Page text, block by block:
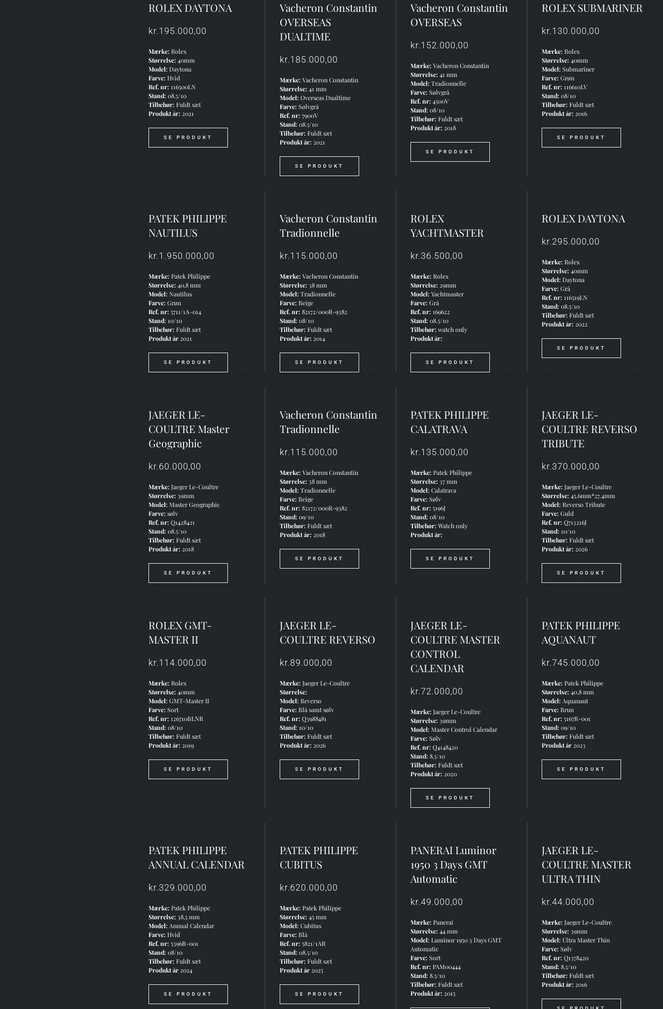
ROLEX DAYTONA
kr.195.000,00
Mærke: Rolex
Størrelse: 40mm
Model: Daytona
Farve: Hvid
Ref. nr: 116500LN
Stand: 08.5/10
Tilbehør: Fuldt sæt
Produkt år: 2021
SE PRODUKT
Vacheron Constantin
OVERSEAS
DUALTIME
kr.185.000,00
Mærke: Vacheron Constantin
Størrelse: 41 mm
Model: Overseas Dualtime
Farve: Sølvgrå
Ref. nr: 7900V
Stand: 08.5/10
Tilbehør: Fuldt sæt
Produkt år: 2021
SE PRODUKT
Vacheron Constantin
OVERSEAS
kr.152.000,00
Mærke: Vacheron Constantin
Størrelse: 41 mm
Model: Tradionnelle
Farve: Sølvgrå
Ref. nr: 4500V
Stand: 08/10
Tilbehør: Fuldt sæt
Produkt år: 2018
SE PRODUKT
ROLEX SUBMARINER
kr.130.000,00
Mærke: Rolex
Størrelse: 40mm
Model: Submariner
Farve: Grøn
Ref. nr: 116610LV
Stand: 08/10
Tilbehør: Fuldt sæt
Produkt år: 2016
SE PRODUKT
PATEK PHILIPPE
NAUTILUS
kr.1.950.000,00
Mærke: Patek Philippe
Størrelse: 40,8 mm
Model: Nautilus
Farve: Grøn
Ref. nr: 5711/1A-014
Stand: 10/10
Tilbehør: Fuldt sæt
Produkt år2021
SE PRODUKT
Vacheron Constantin
Tradionnelle
kr.115.000,00
Mærke: Vacheron Constantin
Størrelse: 38 mm
Model: Tradionnelle
Farve: Beige
Ref. nr: 82172/000R-9382
Stand: 08/10
Tilbehør: Fuldt sæt
Produkt år: 2014
SE PRODUKT
ROLEX
YACHTMASTER
kr.36.500,00
Mærke: Rolex
Størrelse: 29mm
Model: Yachtmaster
Farve: Grå
Ref. nr: 169622
Stand: 08.5/10
Tilbehør: watch only
Produkt år:
SE PRODUKT
ROLEX DAYTONA
kr.295.000,00
Mærke: Rolex
Størrelse: 40mm
Model: Daytona
Farve: Grå
Ref. nr: 116519LN
Stand: 08.5/10
Tilbehør: Fuldt sæt
Produkt år:2022
SE PRODUKT
JAEGER LE-
COULTRE Master
Geographic
kr.60.000,00
Mærke: Jaeger Le-Coultre
Størrelse: 39mm
Model: Master Geographic
Farve: sølv
Ref. nr: Q1428421
Stand: 08.5/10
Tilbehør: Fuldt sæt
Produkt år: 2018
SE PRODUKT
Vacheron Constantin
Tradionnelle
kr.115.000,00
Mærke: Vacheron Constantin
Størrelse: 38 mm
Model: Tradionnelle
Farve: Beige
Ref. nr: 82172/000R-9382
Stand: 09/10
Tilbehør: Fuldt sæt
Produkt år: 2018
SE PRODUKT
PATEK PHILIPPE
CALATRAVA
kr.135.000,00
Mærke: Patek Philippe
Størrelse: 37 mm
Model: Calatrava
Farve: Sølv
Ref. nr: 5196J
Stand: 08/10
Tilbehør:Watch only
Produkt år:
SE PRODUKT
JAEGER LE-
COULTRE REVERSO
TRIBUTE
kr.370.000,00
Mærke: Jaeger Le-Coultre
Størrelse:45.6mm*27.4mm
Model: Reverso Tribute
Farve: Guld
Ref. nr: Q713216J
Stand: 10/10
Tilbehør: Fuldt sæt
Produkt år:2026
SE PRODUKT
ROLEX GMT-
MASTER II
kr.114.000,00
Mærke: Rolex
Størrelse: 40mm
Model: GMT-Master II
Farve: Sort
Ref. nr: 126710BLNR
Stand: 08/10
Tilbehør: Fuldt sæt
Produkt år: 2019
SE PRODUKT
JAEGER LE-
COULTRE REVERSO
kr.89.000,00
Mærke: Jaeger Le-Coultre
Størrelse:
Model: Reverso
Farve: Blå samt sølv
Ref. nr: Q3988481
Stand: 10/10
Tilbehør: Fuldt sæt
Produkt år: 2026
SE PRODUKT
JAEGER LE-
COULTRE MASTER
CONTROL
CALENDAR
kr.72.000,00
Mærke: Jaeger Le-Coultre
Størrelse: 39mm
Model: Master Control Calendar
Farve: Sølv
Ref. nr: Q4148420
Stand: 8,5/10
Tilbehør: Fuldt sæt
Produkt år:2020
SE PRODUKT
PATEK PHILIPPE
AQUANAUT
kr.745.000,00
Mærke: Patek Philippe
Størrelse: 40,8 mm
Model: Aquanaut
Farve: Brun
Ref. nr: 5167R-001
Stand: 09/10
Tilbehør:Fuldt sæt
Produkt år2023
SE PRODUKT
PATEK PHILIPPE
ANNUAL CALENDAR
kr.329.000,00
Mærke: Patek Philippe
Størrelse: 38,5 mm
Model: Annual Calendar
Farve: Hvid
Ref. nr: 5396R-001
Stand: 08/10
Tilbehør: Fuldt sæt
Produkt år2024
SE PRODUKT
PATEK PHILIPPE
CUBITUS
kr.620.000,00
Mærke: Patek Philippe
Størrelse: 45 mm
Model: Cubitus
Farve: Blå
Ref. nr: 5821/1AR
Stand: 08.5/10
Tilbehør: Fuldt sæt
Produkt år2025
SE PRODUKT
PANERAI Luminor
1950 3 Days GMT
Automatic
kr.49.000,00
Mærke: Panerai
Størrelse: 44 mm
Model: Luminor 1950 3 Days GMT
Automatic
Farve: Sort
Ref. nr: PAM00444
Stand: 8.5/10
Tilbehør: Fuldt sæt
Produkt år: 2015
JAEGER LE-
COULTRE MASTER
ULTRA THIN
kr.44.000,00
Mærke: Jaeger Le-Coultre
Størrelse: 39mm
Model: Ultra Master Thin
Farve: Sølv
Ref. nr: Q1378420
Stand: 8,5/10
Tilbehør: Fuldt sæt
Produkt år:2016